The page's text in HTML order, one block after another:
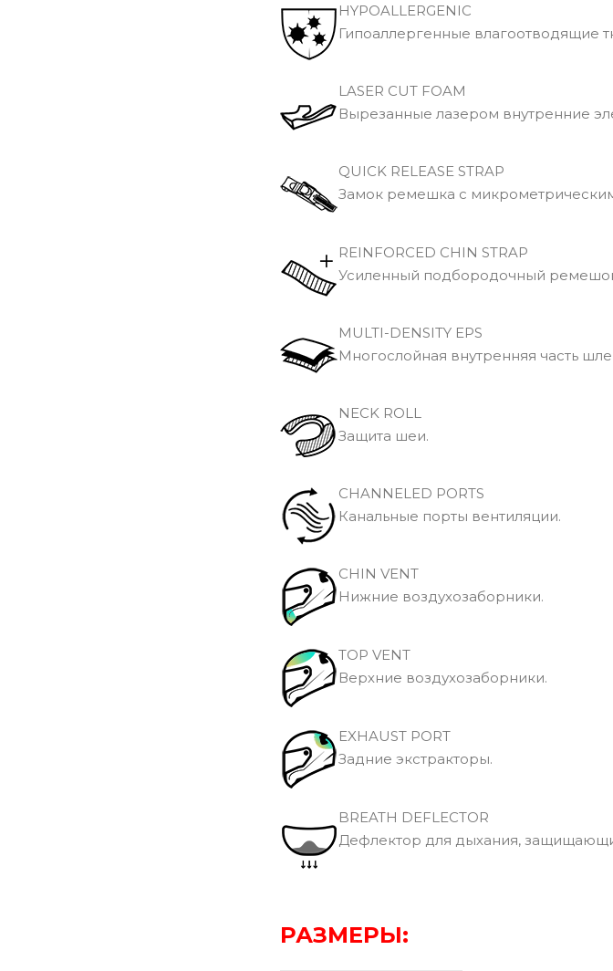
HYPOALLERGENIC
Гипоаллергенные влагоотводящие
LASER CUT FOAM
Вырезанные лазером внутренние
QUICK RELEASE STRAP
Замок ремешка с
REINFORCED CHIN STRAP
Усиленный подбородочный
MULTI-DENSITY EPS
Многослойная внутренняя часть
NECK ROLL
Защита шеи.
CHANNELED PORTS
Канальные порты вентиляции.
CHIN VENT
Нижние воздухозаборники.
TOP VENT
Верхние воздухозаборники.
EXHAUST PORT
Задние экстракторы.
BREATH DEFLECTOR
Дефлектор для дыхания,
РАЗМЕРЫ: